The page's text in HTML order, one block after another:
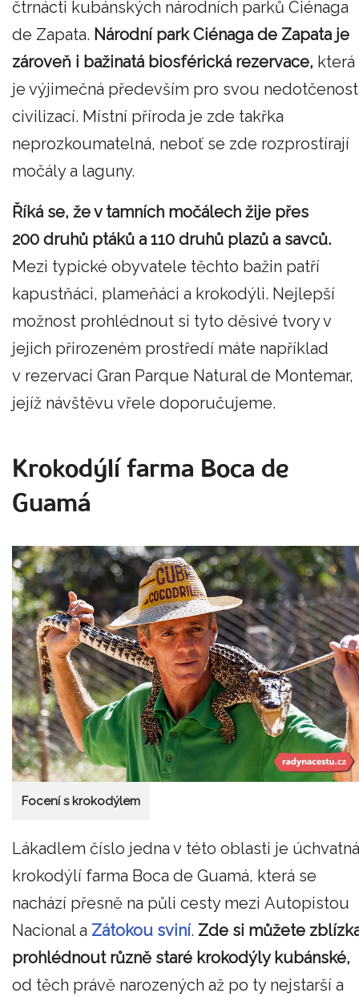
čtrnácti kubánských národních parků Ciénaga
de Zapata. Národní park Ciénaga de Zapata je
zároveň i bažinatá biosférická rezervace, která
je výjimečná především pro svou nedotčenost
civilizací. Místní příroda je zde takřka
neprozkoumatelná, neboť se zde rozprostírají
močály a laguny.
Říká se, že v tamních močálech žije přes
200 druhů ptáků a 110 druhů plazů a savců.
Mezi typické obyvatele těchto bažin patří
kapustňáci, plameňáci a krokodýli. Nejlepší
možnost prohlédnout si tyto děsivé tvory v
jejich přirozeném prostředí máte například
v rezervaci Gran Parque Natural de Montemar,
jejíž návštěvu vřele doporučujeme.
Krokodýlí farma Boca de
Guamá
Focení s krokodýlem
Lákadlem číslo jedna v této oblasti je úchvatná
krokodýlí farma Boca de Guamá, která se
nachází přesně na půli cesty mezi Autopistou
Nacional a Zátokou sviní. Zde si můžete
prohlédnout různě staré krokodýly kubánské,
od těch právě narozených až po ty nejstarší a